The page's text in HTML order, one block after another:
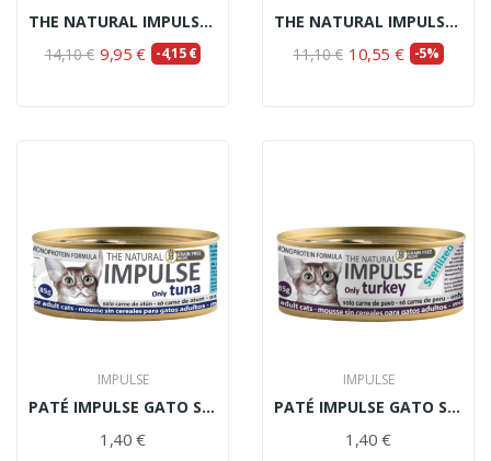
THE NATURAL IMPULSE CAT KITTEN 2 KG
14,10 € 9,95 € -4,15 €
THE NATURAL IMPULSE CAT ADULT 2KG
11,10 € 10,55 € -5%
IMPULSE
PATÉ IMPULSE GATO SIN CEREALES ATÚN 85gr
1,40 €
IMPULSE
PATÉ IMPULSE GATO SIN CEREALES STERILIZED PAVO...
1,40 €